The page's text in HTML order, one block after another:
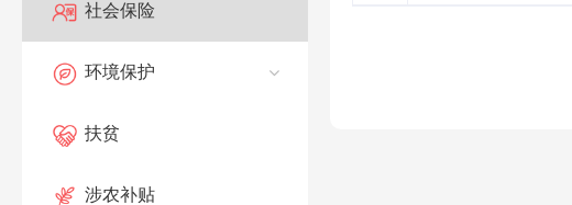
社会保险
环境保护
扶贫
涉农补贴